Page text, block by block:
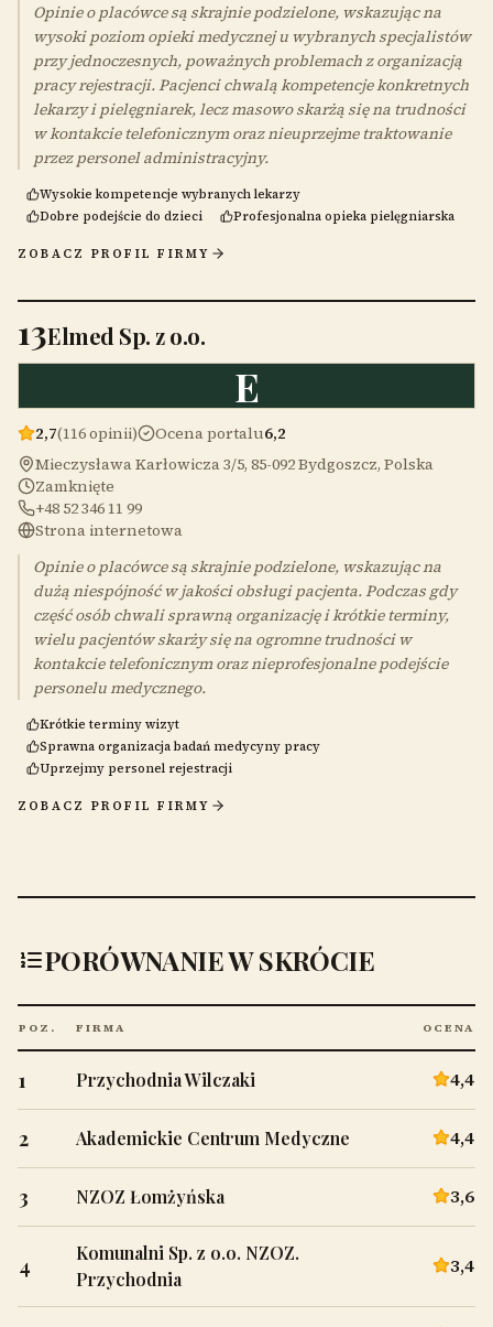
Opinie o placówce są skrajnie podzielone, wskazując na
wysoki poziom opieki medycznej u wybranych specjalistów
przy jednoczesnych, poważnych problemach z organizacją
pracy rejestracji. Pacjenci chwalą kompetencje konkretnych
lekarzy i pielęgniarek, lecz masowo skarżą się na trudności
w kontakcie telefonicznym oraz nieuprzejme traktowanie
przez personel administracyjny.
Wysokie kompetencje wybranych lekarzy
Dobre podejście do dzieci
Profesjonalna opieka pielęgniarska
ZOBACZ PROFIL FIRMY
13Elmed Sp. z o.o.
E
2,7(116 opinii) Ocena portalu6,2
Mieczysława Karłowicza 3/5, 85-092 Bydgoszcz, Polska
Zamknięte
+48 52 346 11 99
Strona internetowa
Opinie o placówce są skrajnie podzielone, wskazując na
dużą niespójność w jakości obsługi pacjenta. Podczas gdy
część osób chwali sprawną organizację i krótkie terminy,
wielu pacjentów skarży się na ogromne trudności w
kontakcie telefonicznym oraz nieprofesjonalne podejście
personelu medycznego.
Krótkie terminy wizyt
Sprawna organizacja badań medycyny pracy
Uprzejmy personel rejestracji
ZOBACZ PROFIL FIRMY
PORÓWNANIE W SKRÓCIE
POZ. FIRMA OCENA
1 Przychodnia Wilczaki 4,4
2 Akademickie Centrum Medyczne 4,4
3 NZOZ Łomżyńska 3,6
4
Komunalni Sp. z o.o. NZOZ.
Przychodnia
3,4